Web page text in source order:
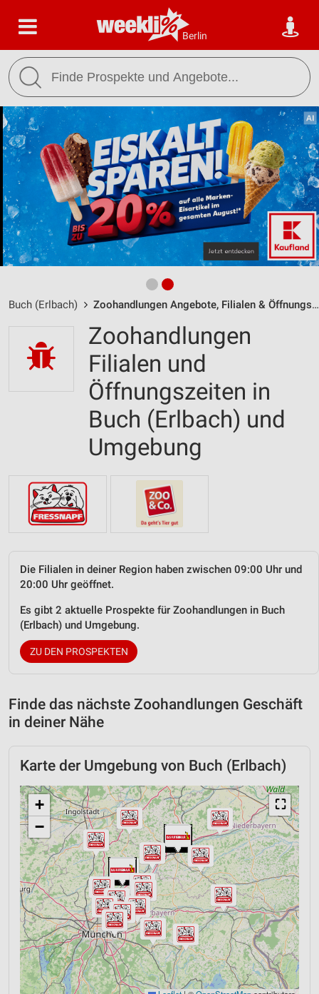
Berlin
Buch (Erlbach) Zoohandlungen Angebote, Filialen & Öffnungszeiten
Zoohandlungen
Filialen und
Öffnungszeiten in
Buch (Erlbach) und
Umgebung
Die Filialen in deiner Region haben zwischen 09:00 Uhr und
20:00 Uhr geöffnet.
Es gibt 2 aktuelle Prospekte für Zoohandlungen in Buch
(Erlbach) und Umgebung.
ZU DEN PROSPEKTEN
Finde das nächste Zoohandlungen Geschäft
in deiner Nähe
Karte der Umgebung von Buch (Erlbach)
⛶
+
−